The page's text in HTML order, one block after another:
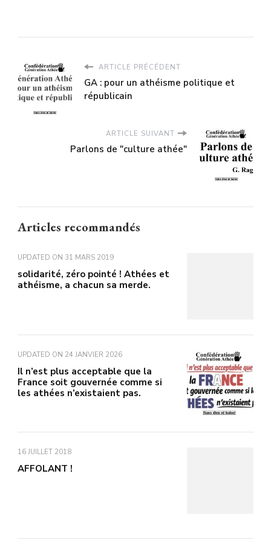
ARTICLE PRÉCÉDENT
GA : pour un athéisme politique et
républicain
ARTICLE SUIVANT
Parlons de "culture athée"
Articles recommandés
UPDATED ON 31 MARS 2019
solidarité, zéro pointé ! Athées et
athéisme, a chacun sa merde.
UPDATED ON 24 JANVIER 2026
Il n’est plus acceptable que la
France soit gouvernée comme si
les athées n’existaient pas.
16 JUILLET 2018
AFFOLANT !